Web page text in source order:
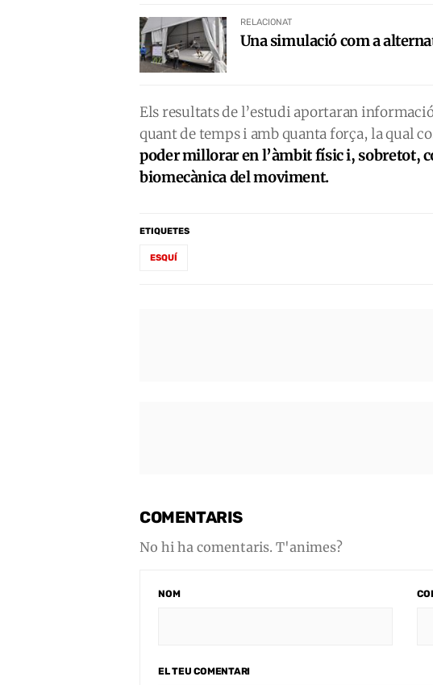
RELACIONAT
Una simulació com a
Els resultats de l’estudi aportaran
quant de temps i amb quanta força, la qual
poder millorar en l’àmbit físic i, sobretot,
biomecànica del moviment.
ETIQUETES
ESQUÍ
COMENTARIS
No hi ha comentaris. T'animes?
NOM
EL TEU COMENTARI